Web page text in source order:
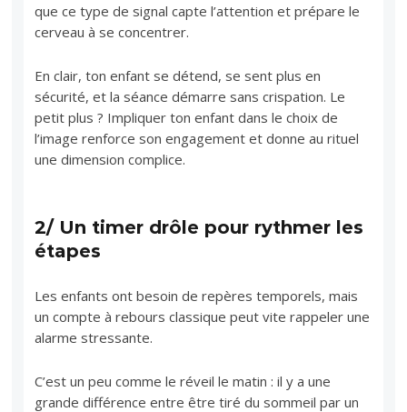
que ce type de signal capte l’attention et prépare le
cerveau à se concentrer.
En clair, ton enfant se détend, se sent plus en
sécurité, et la séance démarre sans crispation. Le
petit plus ? Impliquer ton enfant dans le choix de
l’image renforce son engagement et donne au rituel
une dimension complice.
2/ Un timer drôle pour rythmer les
étapes
Les enfants ont besoin de repères temporels, mais
un compte à rebours classique peut vite rappeler une
alarme stressante.
C’est un peu comme le réveil le matin : il y a une
grande différence entre être tiré du sommeil par un